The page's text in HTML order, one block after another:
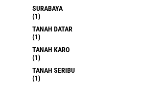
SURABAYA
(1)
TANAH DATAR
(1)
TANAH KARO
(1)
TANAH SERIBU
(1)